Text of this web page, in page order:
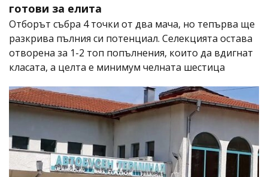
готови за елита
Отборът събра 4 точки от два мача, но тепърва ще
разкрива пълния си потенциал. Селекцията остава
отворена за 1-2 топ попълнения, които да вдигнат
класата, а целта е минимум челната шестица